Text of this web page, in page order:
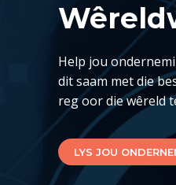
Help jou
dit saam met die
reg oor die wêreld
LYS JOU